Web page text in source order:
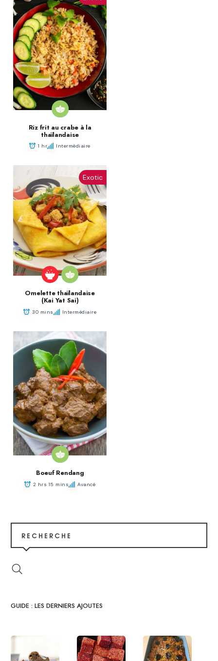
Riz frit au crabe à la
thaïlandaise
1 hr Intermédiaire
Exotic
Omelette thaïlandaise
(Kai Yat Sai)
30 mins Intermédiaire
Boeuf Rendang
2 hrs 15 mins Avancé
RECHERCHE
GUIDE : LES DERNIERS AJOUTES